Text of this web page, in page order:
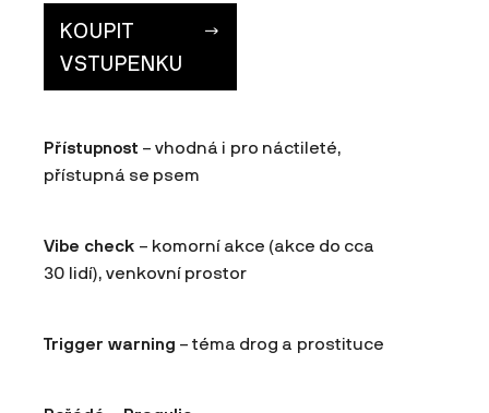
KOUPIT
VSTUPENKU
Přístupnost – vhodná i pro náctileté,
přístupná se psem
Vibe check – komorní akce (akce do cca
30 lidí), venkovní prostor
Trigger warning – téma drog a prostituce